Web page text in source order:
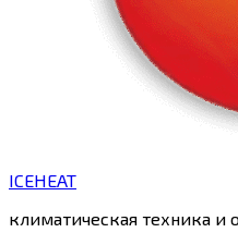
ICEHEAT
климатическая техника и